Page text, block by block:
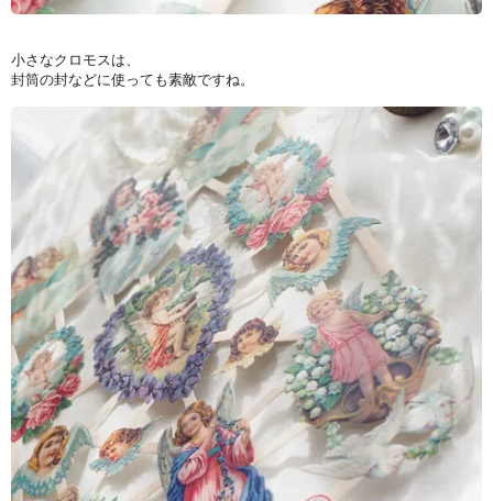
小さなクロモスは、
封筒の封などに使っても素敵ですね。